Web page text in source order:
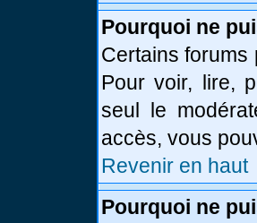
Pourquoi ne
Certains forums
Pour voir, lire,
seul le
accès, vous
Revenir en haut
Pourquoi ne